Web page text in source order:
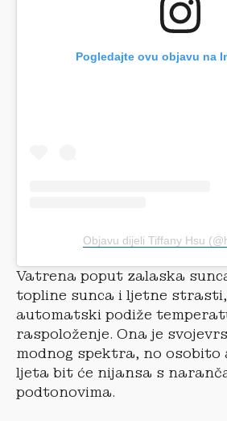
Pogledajte ovu objavu na
Objavu dijeli Tiffany Hsu
Vatrena poput zalaska
topline sunca i ljetne
automatski podiže
raspoloženje. Ona je
modnog spektra, no
ljeta bit će nijansa s
podtonovima.